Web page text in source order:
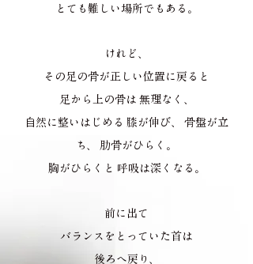
とても難しい場所でもある。
けれど、
その足の骨が正しい位置に戻ると
足から上の骨は 無理なく、
自然に整いはじめる 膝が伸び、 骨盤が立
ち、 肋骨がひらく。
胸がひらくと 呼吸は深くなる。
前に出て
バランスをとっていた首は
後ろへ戻り、